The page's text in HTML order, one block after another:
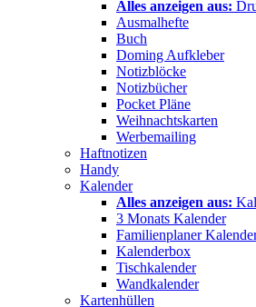
Alles anzeigen aus:
Ausmalhefte
Buch
Doming Aufkleber
Notizblöcke
Notizbücher
Pocket Pläne
Weihnachtskarten
Werbemailing
Haftnotizen
Handy
Kalender
Alles anzeigen aus:
3 Monats Kalender
Familienplaner
Kalenderbox
Tischkalender
Wandkalender
Kartenhüllen